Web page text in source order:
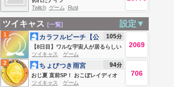
Twitch ゲーム Rust
ツイキャス [一覧] 設定▼
1
【8日目】ワルな宇宙人が居るらしい
Live #839242524
カラフルピーチ【公
式】
105分
2069
ツイキャス
ゲーム
2
おじ夏 直前SP！ おこぼレイディオ
ちょびつき雨宮 94分
706
ツイキャス
ゲーム